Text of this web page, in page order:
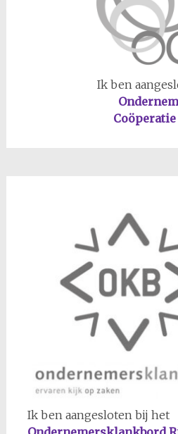
Ik ben
Ik ben aangesloten bij het